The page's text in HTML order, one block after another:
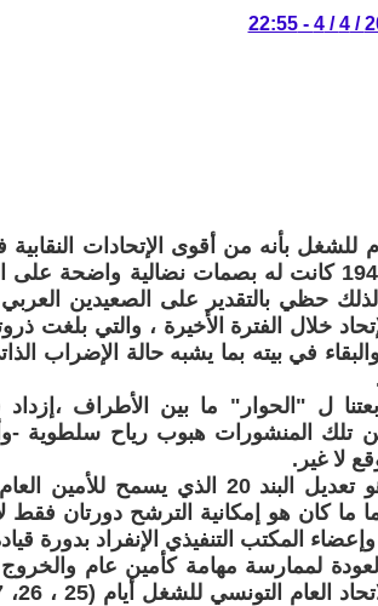
للشغل بأنه من أقوى الإتحادات النقابية
تأسيس هذا الإتحاد في العام 1946 كانت له بصمات نضالية
حظي بالتقدير على الصعيدين العربي
خلال الفترة الأخيرة ، والتي بلغت
والبقاء في بيته بما يشبه حالة الإضراب
ل "الحوار" ما بين الأطراف ،إزداد
من تلك المنشورات هبوب رياح سلطوية -
لا غير.
أحد نقاط الخلاف المركزية ،هو تعديل البند
ما كان هو إمكانية الترشح دورتان فقط
المكتب التنفيذي الإنفراد بدورة
لممارسة مهامة كأمين عام